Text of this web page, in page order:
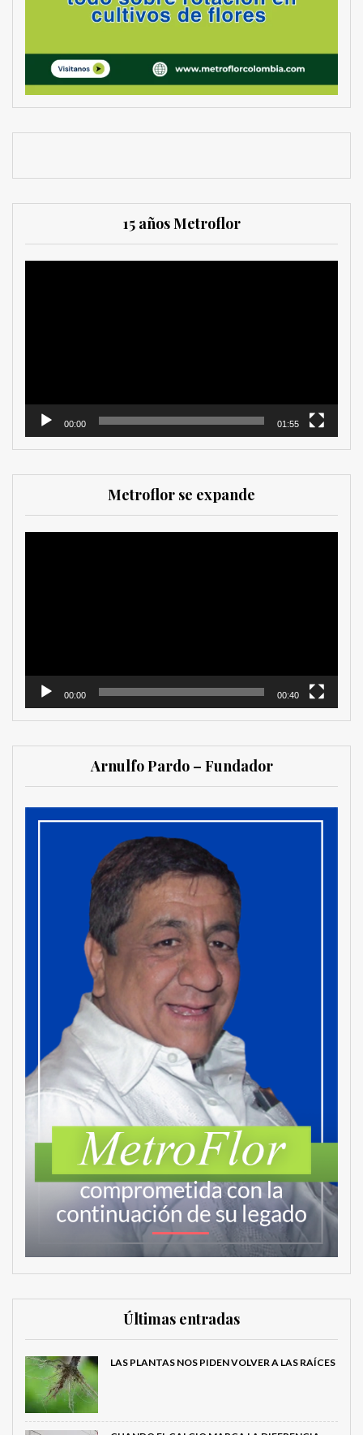
15 años Metroflor
00:00 01:55
Metroflor se expande
00:00 00:40
Arnulfo Pardo – Fundador
Últimas entradas
LAS PLANTAS NOS PIDEN VOLVER A LAS RAÍCES